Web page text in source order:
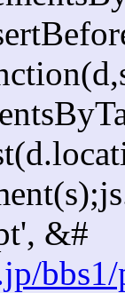
&#